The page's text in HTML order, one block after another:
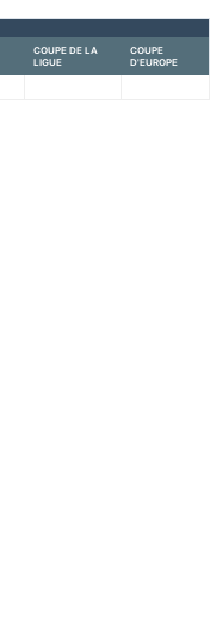
COUPE DE LA
LIGUE
COUPE
D'EUROPE